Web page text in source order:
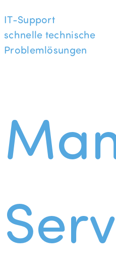
IT-Support
schnelle technische
Problemlösungen